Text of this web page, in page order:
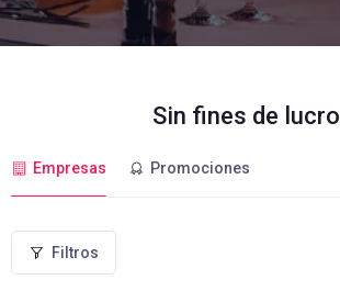
Sin fines de lucro
Empresas Promociones
Filtros